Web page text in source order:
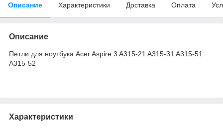
Описание Характеристики Доставка Оплата
Описание
Петли для ноутбука Acer Aspire 3 A315-21 A315-31 A315-51
A315-52
Характеристики